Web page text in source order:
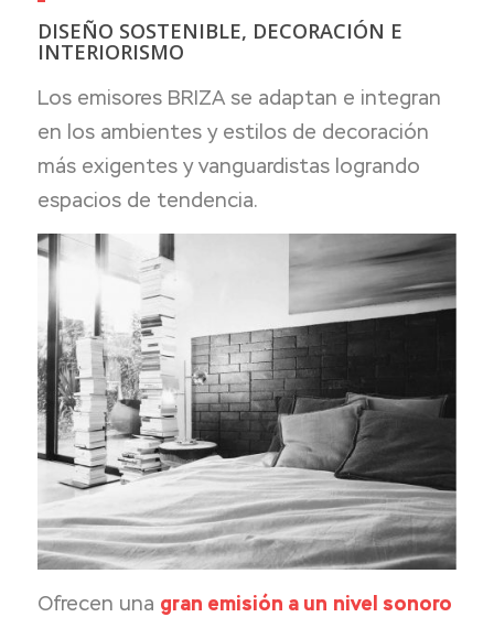
DISEÑO SOSTENIBLE, DECORACIÓN E
INTERIORISMO
Los emisores BRIZA se adaptan e integran
en los ambientes y estilos de decoración
más exigentes y vanguardistas logrando
espacios de tendencia.
Ofrecen una gran emisión a un nivel sonoro